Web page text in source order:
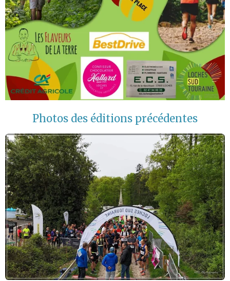
Photos des éditions précédentes